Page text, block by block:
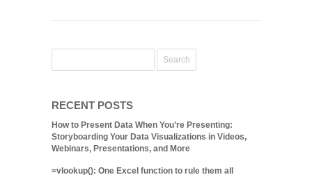
RECENT POSTS
How to Present Data When You’re Presenting:
Storyboarding Your Data Visualizations in Videos,
Webinars, Presentations, and More
=vlookup(): One Excel function to rule them all